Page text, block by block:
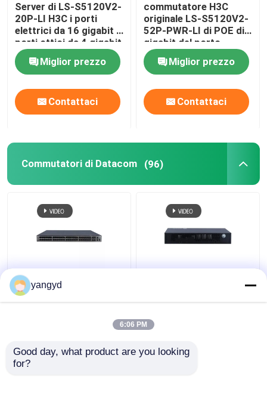
Memoria RAM del server
Server ristrutturato di stoccaggio
Modulo del ricetrasmettitore di SFP
Server di LS-S5120V2-
20P-LI H3C i porti
elettrici da 16 gigabit i
porti ottici da 4 gigabit
Miglior prezzo
Contattaci
commutatore H3C
originale LS-S5120V2-
52P-PWR-LI di POE di
gigabit del porto
104Gbps 48
Miglior prezzo
Contattaci
Commutatori di Datacom (96)
Commutatore POE++
44xGE SFP 4x10 GE
CloudEngine S5731-H
CloudEngine S5731-L
di Gigabit Ethernet di 8
yangyd
6:06 PM
Good day, what product are you looking
for?